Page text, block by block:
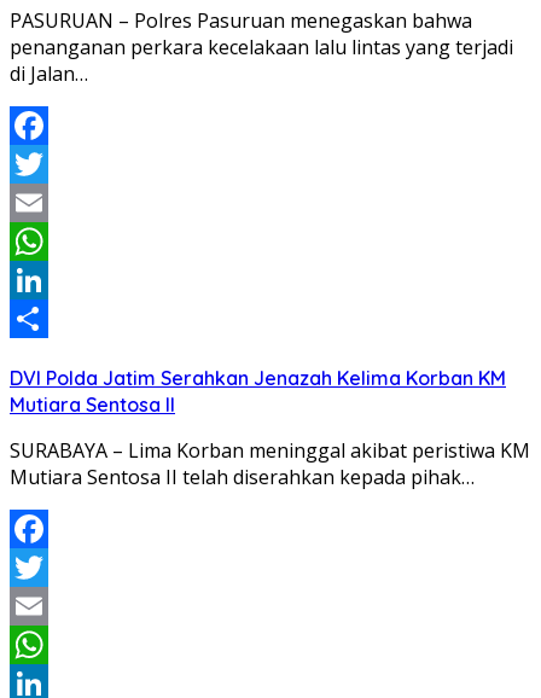
PASURUAN – Polres Pasuruan menegaskan bahwa
penanganan perkara kecelakaan lalu lintas yang terjadi
di Jalan…
Facebook
Twitter
Email
WhatsApp
LinkedIn
DVI Polda Jatim Serahkan Jenazah Kelima Korban KM
Mutiara Sentosa II
SURABAYA – Lima Korban meninggal akibat peristiwa KM
Mutiara Sentosa II telah diserahkan kepada pihak…
Facebook
Twitter
Email
WhatsApp